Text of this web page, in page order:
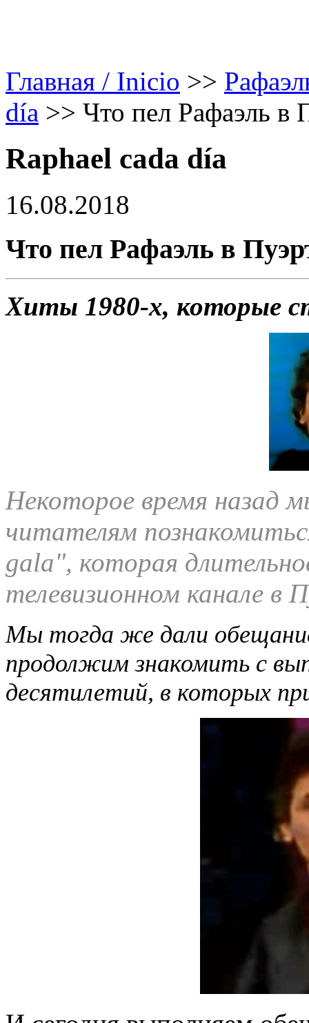
Главная / Inicio >>
día >> Что пел Рафаэль в
Raphael cada día
16.08.2018
Что пел Рафаэль в
Хиты 1980-х, которые
Некоторое время назад
читателям
gala", которая
телевизионном канале в
Мы тогда же дали
продолжим знакомить с
десятилетий, в которых